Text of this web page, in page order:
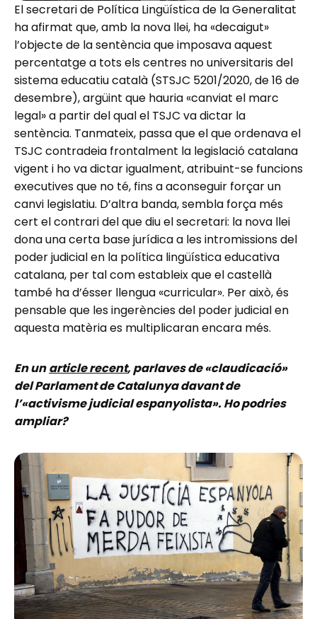
El secretari de Política Lingüística de la Generalitat
ha afirmat que, amb la nova llei, ha «decaigut»
l’objecte de la sentència que imposava aquest
percentatge a tots els centres no universitaris del
sistema educatiu català (STSJC 5201/2020, de 16 de
desembre), argüint que hauria «canviat el marc
legal» a partir del qual el TSJC va dictar la
sentència. Tanmateix, passa que el que ordenava el
TSJC contradeia frontalment la legislació catalana
vigent i ho va dictar igualment, atribuint-se funcions
executives que no té, fins a aconseguir forçar un
canvi legislatiu. D’altra banda, sembla força més
cert el contrari del que diu el secretari: la nova llei
dona una certa base jurídica a les intromissions del
poder judicial en la política lingüística educativa
catalana, per tal com estableix que el castellà
també ha d’ésser llengua «curricular». Per això, és
pensable que les ingerències del poder judicial en
aquesta matèria es multiplicaran encara més.
En un article recent, parlaves de «claudicació»
del Parlament de Catalunya davant de
l’«activisme judicial espanyolista». Ho podries
ampliar?